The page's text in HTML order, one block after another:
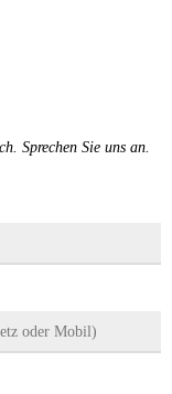
Sprechen Sie uns an.